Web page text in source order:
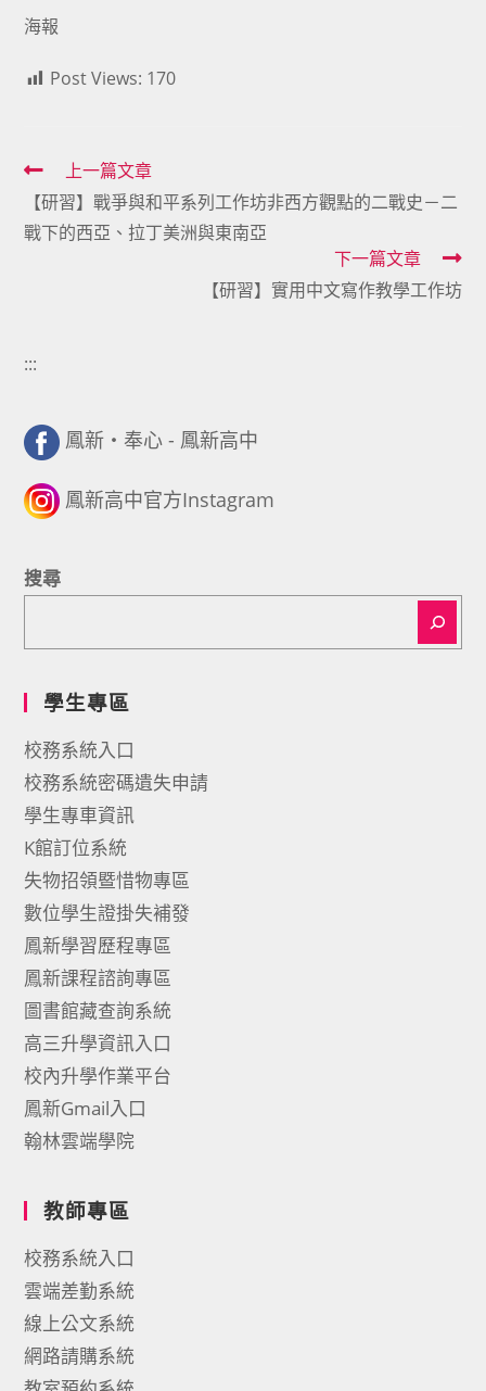
海報
Post Views: 170
Read
more
articles
上一篇文章
【研習】戰爭與和平系列工作坊非西方觀點的二戰史－二
戰下的西亞、拉丁美洲與東南亞
下一篇文章
【研習】實用中文寫作教學工作坊
:::
鳳新・奉心 - 鳳新高中
鳳新高中官方Instagram
搜尋
學生專區
校務系統入口
校務系統密碼遺失申請
學生專車資訊
K館訂位系統
失物招領暨惜物專區
數位學生證掛失補發
鳳新學習歷程專區
鳳新課程諮詢專區
圖書館藏查詢系統
高三升學資訊入口
校內升學作業平台
鳳新Gmail入口
翰林雲端學院
教師專區
校務系統入口
雲端差勤系統
線上公文系統
網路請購系統